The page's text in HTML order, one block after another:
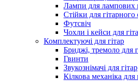
Лампи для лампових
Стійки для
Футсвіч
Чохли і кейси для
Комплектуючі для гітар
Бриджі, тремоло для
Гвинти
Звукознімачі для гітар
Кілкова механіка для